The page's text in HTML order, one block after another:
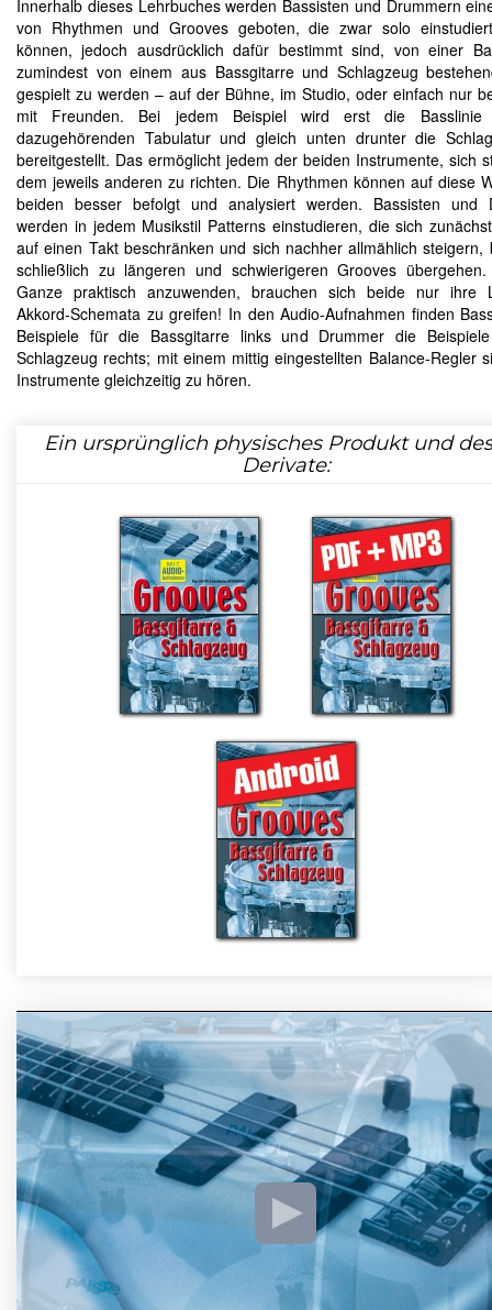
Innerhalb dieses Lehrbuches werden Bassisten und Drummern
von Rhythmen und Grooves geboten, die zwar solo
können, jedoch ausdrücklich dafür bestimmt sind, von einer
zumindest von einem aus Bassgitarre und Schlagzeug
gespielt zu werden – auf der Bühne, im Studio, oder einfach nur
mit Freunden. Bei jedem Beispiel wird erst die
dazugehörenden Tabulatur und gleich unten drunter die
bereitgestellt. Das ermöglicht jedem der beiden Instrumente, sich
dem jeweils anderen zu richten. Die Rhythmen können auf diese
beiden besser befolgt und analysiert werden. Bassisten und
werden in jedem Musikstil Patterns einstudieren, die sich
auf einen Takt beschränken und sich nachher allmählich steigern,
schließlich zu längeren und schwierigeren Grooves
Ganze praktisch anzuwenden, brauchen sich beide nur ihre
Akkord-Schemata zu greifen! In den Audio-Aufnahmen finden
Beispiele für die Bassgitarre links und Drummer die
Schlagzeug rechts; mit einem mittig eingestellten Balance-Regler
Instrumente gleichzeitig zu hören.
Ein ursprünglich physisches Produkt und
Derivate: